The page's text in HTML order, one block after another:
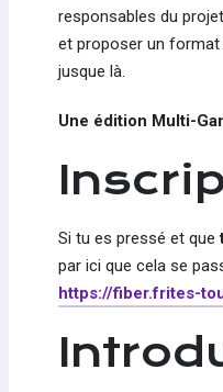
responsables du
et proposer un
jusque là.
Une édition Multi-
Si tu es pressé et que
par ici que cela se
https://fiber.frites-